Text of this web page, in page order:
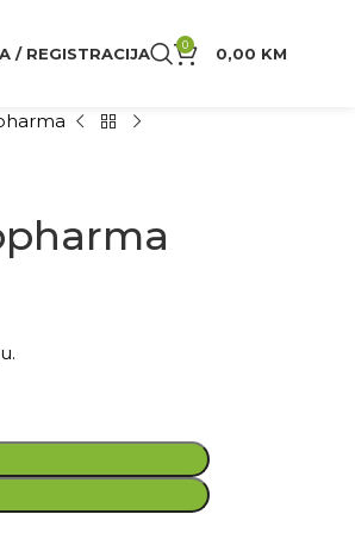
/ REGISTRACIJA 0 0,00 KM